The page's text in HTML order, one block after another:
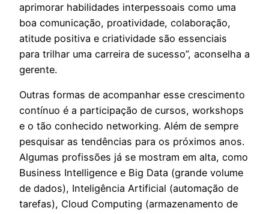
aprimorar habilidades interpessoais como uma
boa comunicação, proatividade, colaboração,
atitude positiva e criatividade são essenciais
para trilhar uma carreira de sucesso”, aconselha a
gerente.
Outras formas de acompanhar esse crescimento
contínuo é a participação de cursos, workshops
e o tão conhecido networking. Além de sempre
pesquisar as tendências para os próximos anos.
Algumas profissões já se mostram em alta, como
Business Intelligence e Big Data (grande volume
de dados), Inteligência Artificial (automação de
tarefas), Cloud Computing (armazenamento de